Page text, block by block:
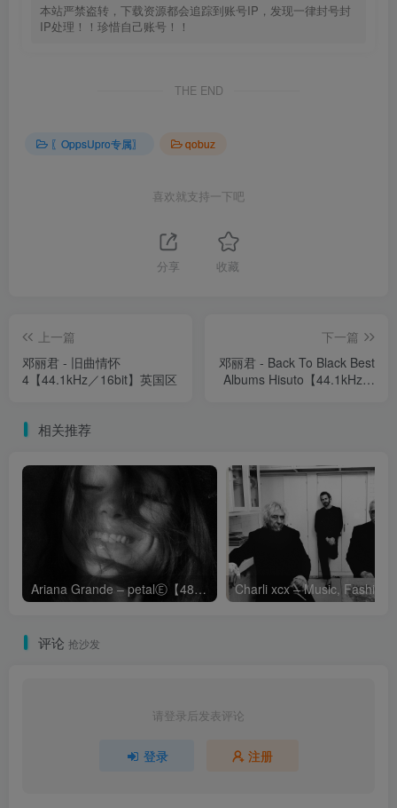
本站严禁盗转，下载资源都会追踪到账号IP，发现一律封号封
IP处理！！珍惜自己账号！！
THE END
〖OppsUpro专属〗 qobuz
喜欢就支持一下吧
分享 收藏
上一篇
邓丽君 - 旧曲情怀
4【44.1kHz／16bit】英国区
下一篇
邓丽君 - Back To Black Best
Albums Hisuto【44.1kHz／
相关推荐
Ariana Grande – petalⒺ【48kHz／24bit】英国区
评论 抢沙发
请登录后发表评论
登录 注册